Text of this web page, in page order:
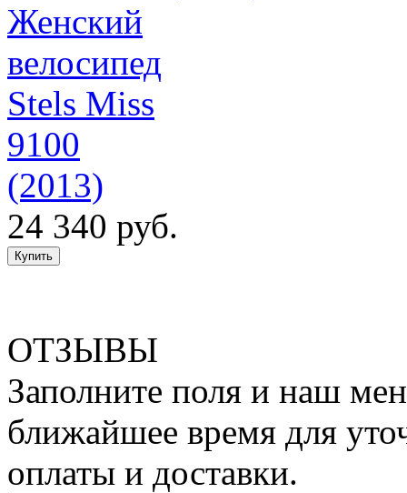
Женский
велосипед
Stels Miss
9100
(2013)
24 340 руб.
ОТЗЫВЫ
Заполните поля и наш
ближайшее время для
оплаты и доставки.